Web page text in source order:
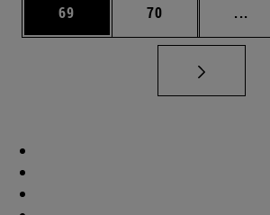
Página
69 Página
70 ...